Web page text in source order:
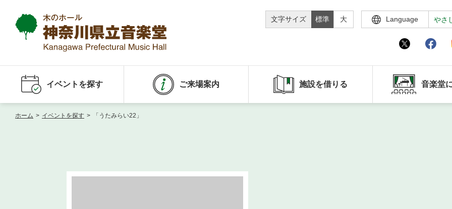
文字サイズ 標準 大 Language やさ
イベントを探す ご来場案内 施設を借りる 音楽堂
ホーム > イベントを探す > 「うたみらい22」